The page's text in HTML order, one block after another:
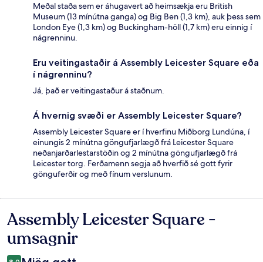
Meðal staða sem er áhugavert að heimsækja eru British
Museum (13 mínútna ganga) og Big Ben (1,3 km), auk þess sem
London Eye (1,3 km) og Buckingham-höll (1,7 km) eru einnig í
nágrenninu.
Eru veitingastaðir á Assembly Leicester Square eða
í nágrenninu?
Já, það er veitingastaður á staðnum.
Á hvernig svæði er Assembly Leicester Square?
Assembly Leicester Square er í hverfinu Miðborg Lundúna, í
einungis 2 mínútna göngufjarlægð frá Leicester Square
neðanjarðarlestarstöðin og 2 mínútna göngufjarlægð frá
Leicester torg. Ferðamenn segja að hverfið sé gott fyrir
gönguferðir og með fínum verslunum.
Umsagnir
Assembly Leicester Square -
umsagnir